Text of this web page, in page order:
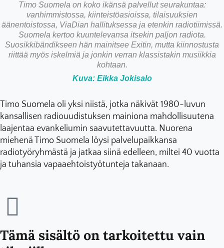
Timo Suomela on koko ikänsä palvellut seurakuntaa:
vanhimmistossa, kiinteistöasioissa, tilaisuuksien
äänentoistossa, ViaDian hallituksessa ja etenkin radiotiimissä.
Suomela kertoo kuuntelevansa itsekin paljon radiota.
Suosikkibändikseen hän mainitsee Exitin, mutta kiinnostusta
riittää myös iskelmiä ja jonkin verran klassistakin musiikkia
kohtaan.
Kuva: Eikka Jokisalo
Timo Suomela oli yksi niistä, jotka näkivät 1980-luvun
kansallisen radiouudistuksen mainiona mahdollisuutena
laajentaa evankeliumin saavutettavuutta. Nuorena
miehenä Timo Suomela löysi palvelupaikkansa
radiotyöryhmästä ja jatkaa siinä edelleen, miltei 40 vuotta
ja tuhansia vapaaehtoistyötunteja takanaan.
Tämä sisältö on tarkoitettu vain